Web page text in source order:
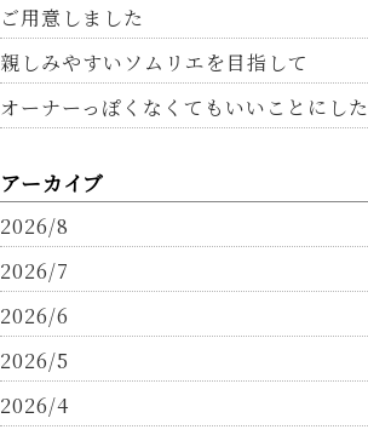
ご用意しました
親しみやすいソムリエを目指して
オーナーっぽくなくてもいいことにした
アーカイブ
2026/8
2026/7
2026/6
2026/5
2026/4